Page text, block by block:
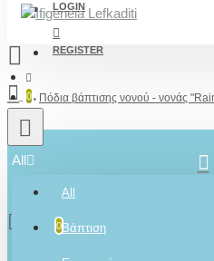
LOGIN
REGISTER
0
All
All
Βάπτιση
0 προϊόν(τα) - 0,00€
0
Πόδια βάπτισης νονού - νονάς